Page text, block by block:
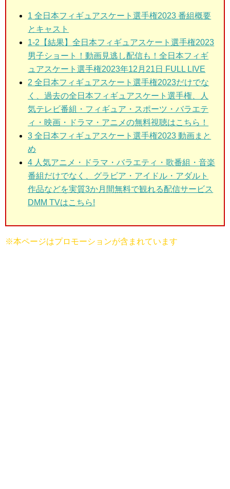
1 全日本フィギュアスケート選手権2023 番組概要
とキャスト
1-2 【結果】全日本フィギュアスケート選手権2023
男子ショート！動画見逃し配信も！全日本フィギ
ュアスケート選手権2023年12月21日 FULL LIVE
2 全日本フィギュアスケート選手権2023だけでな
く、過去の全日本フィギュアスケート選手権、人
気テレビ番組・フィギュア・スポーツ・バラエテ
ィ・映画・ドラマ・アニメの無料視聴はこちら！
3 全日本フィギュアスケート選手権2023 動画まと
め
4 人気アニメ・ドラマ・バラエティ・歌番組・音楽
番組だけでなく、グラビア・アイドル・アダルト
作品などを実質3か月間無料で観れる配信サービス
DMM TVはこちら!
※本ページはプロモーションが含まれています